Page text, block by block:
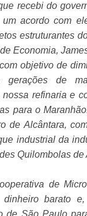
recebi do
acordo com
estruturantes
Economia,
objetivo de
gerações de
refinaria e
para o
de Alcântara,
industrial da
Quilombolas de
de
barato
de São Paulo